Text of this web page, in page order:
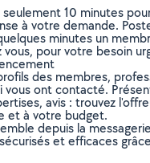
seulement 10 minutes
à votre demande.
minutes un
vous, pour votre besoin
des membres,
vous ont contacté.
avis : trouvez
et à votre budget.
depuis la
et efficaces